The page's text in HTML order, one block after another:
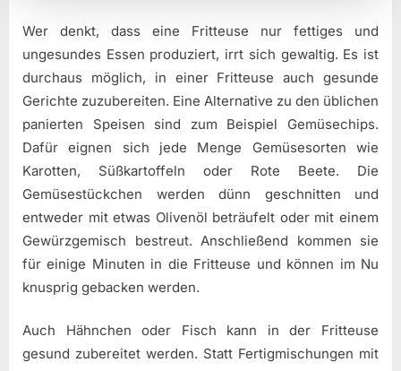
Wer denkt, dass eine Fritteuse nur fettiges und
ungesundes Essen produziert, irrt sich gewaltig. Es ist
durchaus möglich, in einer Fritteuse auch gesunde
Gerichte zuzubereiten. Eine Alternative zu den üblichen
panierten Speisen sind zum Beispiel Gemüsechips.
Dafür eignen sich jede Menge Gemüsesorten wie
Karotten, Süßkartoffeln oder Rote Beete. Die
Gemüsestückchen werden dünn geschnitten und
entweder mit etwas Olivenöl beträufelt oder mit einem
Gewürzgemisch bestreut. Anschließend kommen sie
für einige Minuten in die Fritteuse und können im Nu
knusprig gebacken werden.
Auch Hähnchen oder Fisch kann in der Fritteuse
gesund zubereitet werden. Statt Fertigmischungen mit